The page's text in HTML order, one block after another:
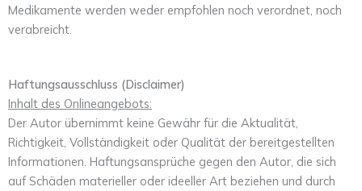
Medikamente werden weder empfohlen noch verordnet, noch
verabreicht.
Haftungsausschluss (Disclaimer)
Inhalt des Onlineangebots:
Der Autor übernimmt keine Gewähr für die Aktualität,
Richtigkeit, Vollständigkeit oder Qualität der bereitgestellten
Informationen. Haftungsansprüche gegen den Autor, die sich
auf Schäden materieller oder ideeller Art beziehen und durch